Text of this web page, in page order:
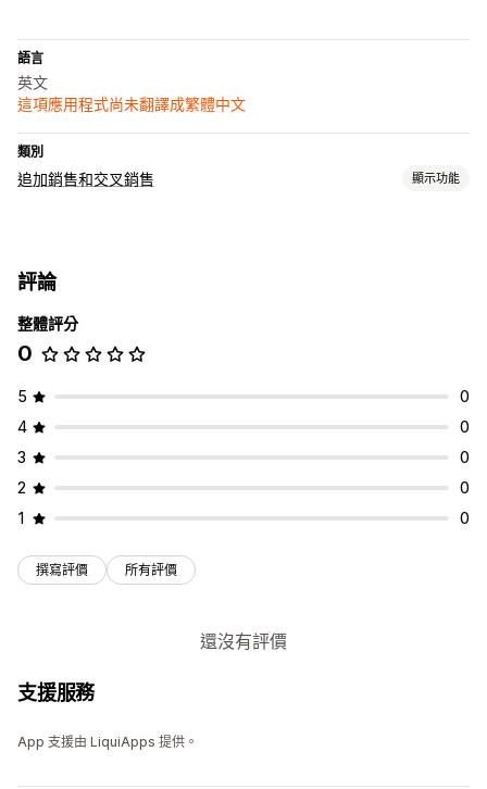
語言
英文
這項應用程式尚未翻譯成繁體中文
類別
追加銷售和交叉銷售 顯示功能
商品附加元件
分析
A/B 測試 點閱率 轉換率
評論
整體評分
0
5
0
4
0
3
0
2
0
1
0
撰寫評價 所有評價
還沒有評價
支援服務
App 支援由 LiquiApps 提供。